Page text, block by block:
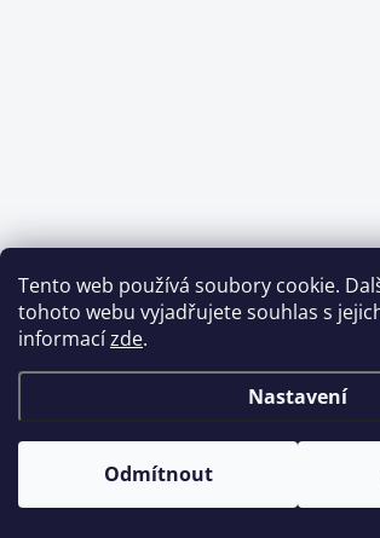
Tento web používá soubory cookie.
tohoto webu vyjadřujete souhlas s
informacízde.
Nastavení
Odmítnout